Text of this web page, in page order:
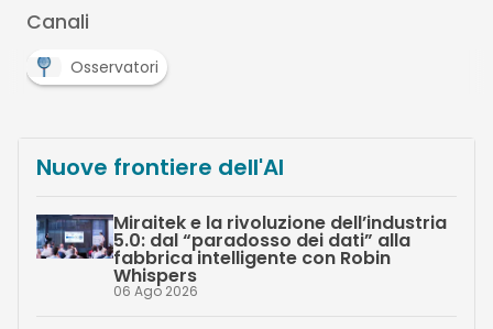
Canali
Osservatori
Nuove frontiere dell'AI
Miraitek e la rivoluzione dell’industria
5.0: dal “paradosso dei dati” alla
fabbrica intelligente con Robin
Whispers
06 Ago 2026